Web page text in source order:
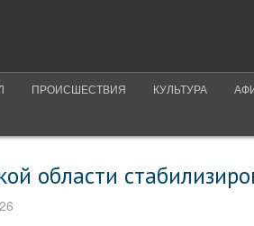
ПРОИСШЕСТВИЯ КУЛЬТУРА
области